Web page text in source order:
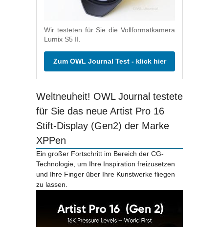
Wir testeten für Sie die Vollformatkamera
Lumix S5 II.
Zum OWL Journal Test - klick hier
Weltneuheit! OWL Journal testete
für Sie das neue Artist Pro 16
Stift-Display (Gen2) der Marke
XPPen
Ein großer Fortschritt im Bereich der CG-
Technologie, um Ihre Inspiration freizusetzen
und Ihre Finger über Ihre Kunstwerke fliegen
zu lassen.